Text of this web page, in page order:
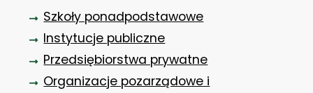
Szkoły ponadpodstawowe
Instytucje publiczne
Przedsiębiorstwa prywatne
Organizacje pozarządowe i